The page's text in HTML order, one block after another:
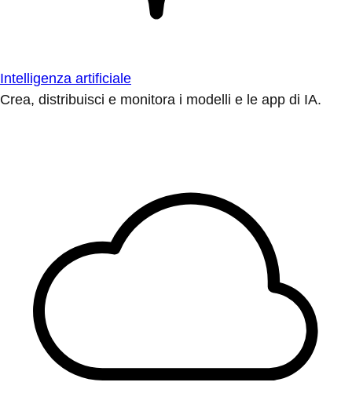
Intelligenza artificiale
Crea, distribuisci e monitora i modelli e le app di IA.